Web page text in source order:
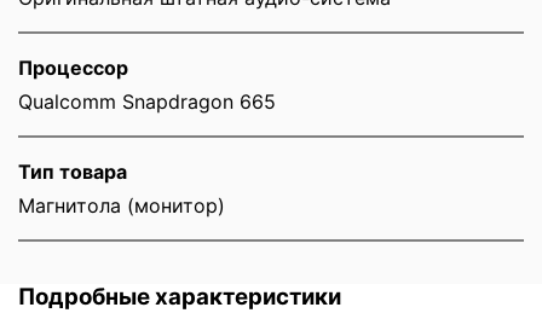
Процессор
Qualcomm Snapdragon 665
Тип товара
Магнитола (монитор)
Подробные характеристики